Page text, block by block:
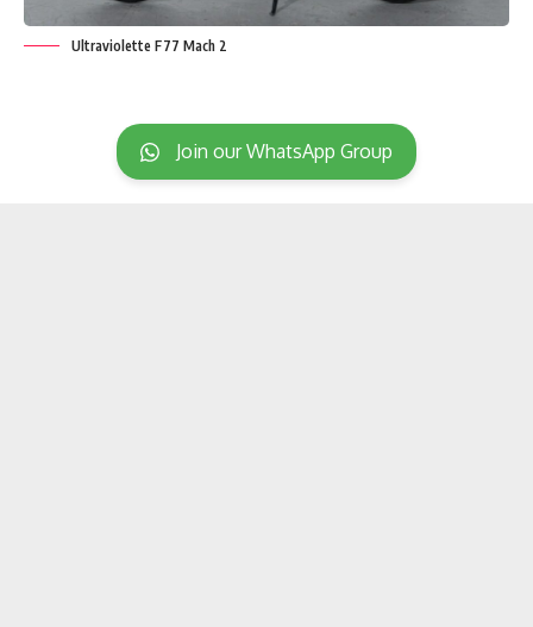
Ultraviolette F77 Mach 2
Join our WhatsApp Group